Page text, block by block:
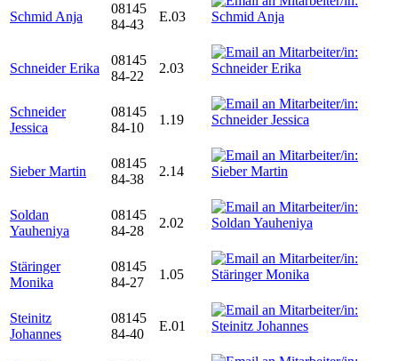
Schmid Anja
08145
84-43
E.03
Schneider Erika
08145
84-22
2.03
Schneider
Jessica
08145
84-10
1.19
Sieber Martin
08145
84-38
2.14
Soldan
Yauheniya
08145
84-28
2.02
Stäringer
Monika
08145
84-27
1.05
Steinitz
Johannes
08145
84-40
E.01